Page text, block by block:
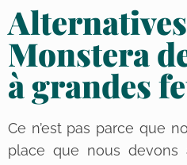
Monstera
à grandes
Ce n’est pas parce que
place que nous devons